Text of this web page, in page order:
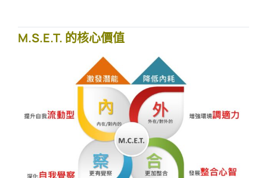
搜尋
M.S.E.T. 的核心價值